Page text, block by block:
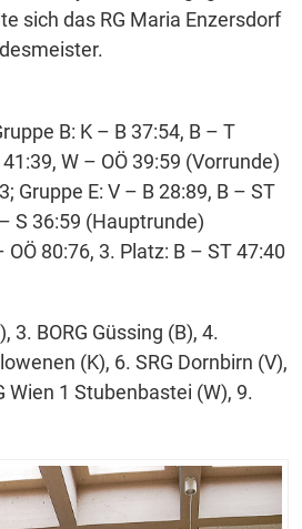
sich das RG Maria Enzersdorf
B: K – B 37:54, B – T
W – OÖ 39:59 (Vorrunde)
Gruppe E: V – B 28:89, B – ST
S 36:59 (Hauptrunde)
80:76, 3. Platz: B – ST 47:40
3. BORG Güssing (B), 4.
(K), 6. SRG Dornbirn (V),
Wien 1 Stubenbastei (W), 9.